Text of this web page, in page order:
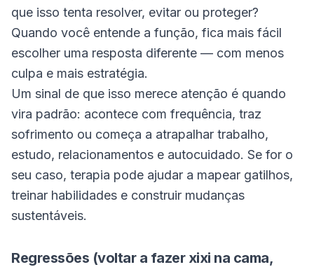
que isso tenta resolver, evitar ou proteger?
Quando você entende a função, fica mais fácil
escolher uma resposta diferente — com menos
culpa e mais estratégia.
Um sinal de que isso merece atenção é quando
vira padrão: acontece com frequência, traz
sofrimento ou começa a atrapalhar trabalho,
estudo, relacionamentos e autocuidado. Se for o
seu caso, terapia pode ajudar a mapear gatilhos,
treinar habilidades e construir mudanças
sustentáveis.
Regressões (voltar a fazer xixi na cama,